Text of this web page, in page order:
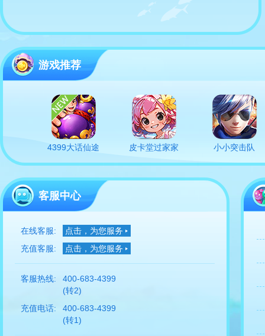
游戏推荐
4399大话仙途 皮卡堂过家家 小小突击队
客服中心
在线客服:
点击，为您服务
充值客服:
点击，为您服务
客服热线:
400-683-4399
(转2)
充值电话:
400-683-4399
(转1)